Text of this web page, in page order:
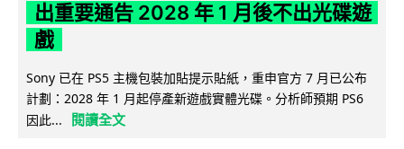
出重要通告 2028 年 1 月後不出光碟遊
戲
Sony 已在 PS5 主機包裝加貼提示貼紙，重申官方 7 月已公布
計劃：2028 年 1 月起停產新遊戲實體光碟。分析師預期 PS6
因此...
閱讀全文